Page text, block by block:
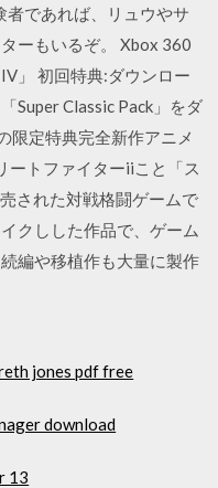
者であれば、リュウやサ
ーもいるぞ。 Xbox 360
」 初回特典:ダウンロー
Super Classic Pack」をダ
限定特典完全新作アニメ
ートファイターiiこと「ス
された対戦格闘ゲームで
クしした作品で、ゲーム
編や移植作も大量に製作
jones pdf free
download
13